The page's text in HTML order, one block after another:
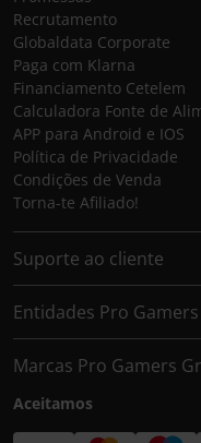
Recrutamento
Globaldata Corporate
Paga com Klarna
Financiamento Cetelem
Calculadora Fonte de
APP para Android e IOS
Política de Privacidade
Condições de Venda
Torna-te Afiliado!
Suporte ao cliente
Entidades Pro
Marcas Pro Gamers
Aceitamos